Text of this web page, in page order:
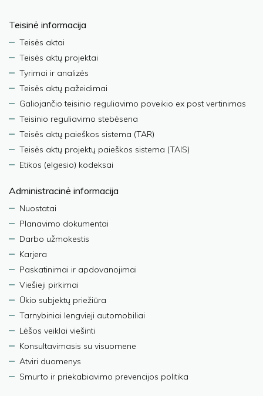
Teisinė informacija
Teisės aktai
Teisės aktų projektai
Tyrimai ir analizės
Teisės aktų pažeidimai
Galiojančio teisinio reguliavimo poveikio ex post vertinimas
Teisinio reguliavimo stebėsena
Teisės aktų paieškos sistema (TAR)
Teisės aktų projektų paieškos sistema (TAIS)
Etikos (elgesio) kodeksai
Administracinė informacija
Nuostatai
Planavimo dokumentai
Darbo užmokestis
Karjera
Paskatinimai ir apdovanojimai
Viešieji pirkimai
Ūkio subjektų priežiūra
Tarnybiniai lengvieji automobiliai
Lėšos veiklai viešinti
Konsultavimasis su visuomene
Atviri duomenys
Smurto ir priekabiavimo prevencijos politika